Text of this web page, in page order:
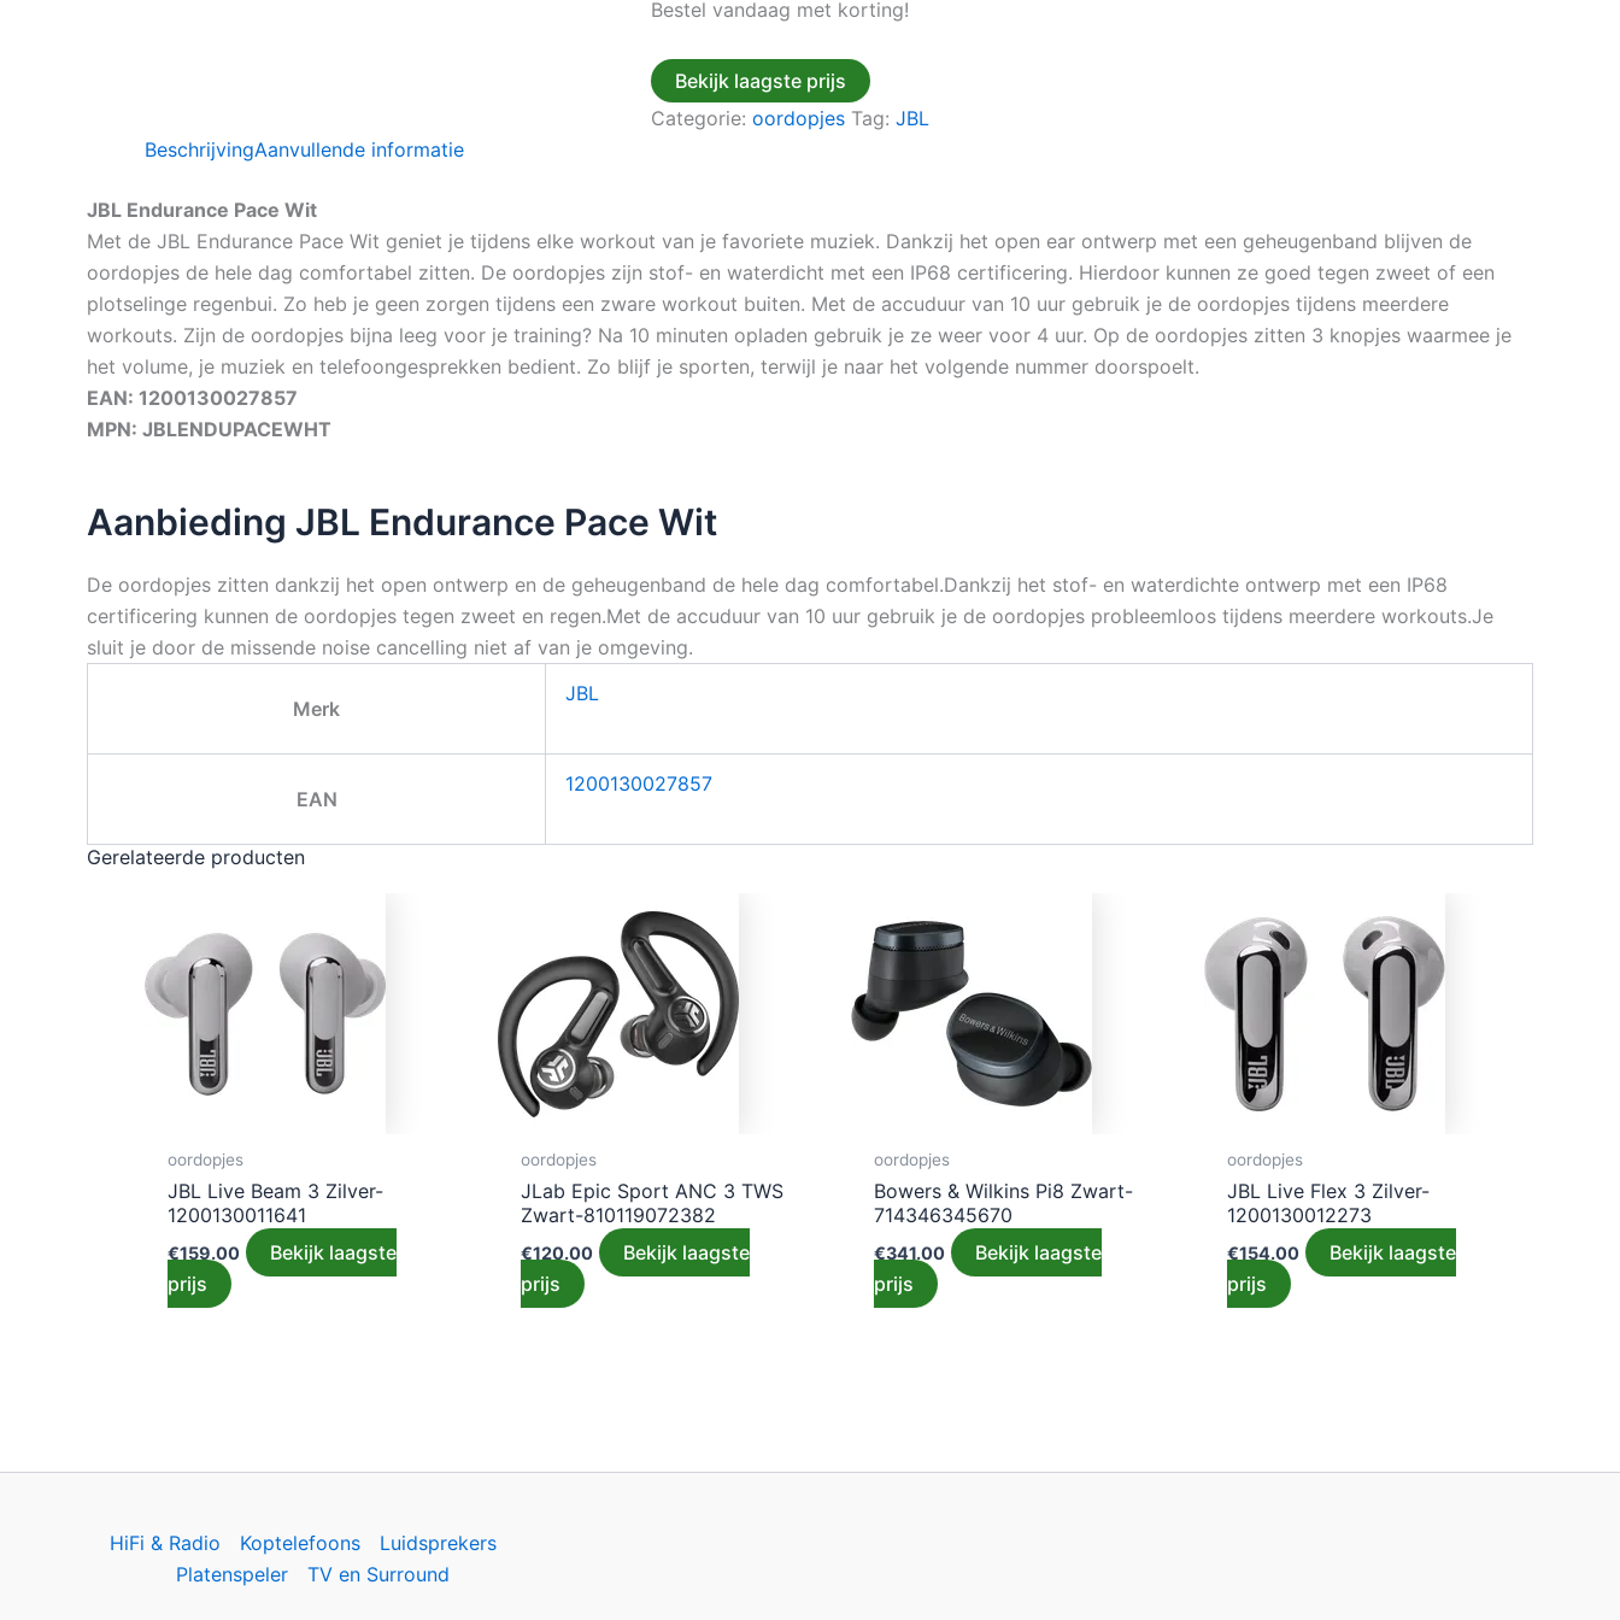
Bestel vandaag met korting!
Bekijk laagste prijs
Categorie: oordopjes Tag: JBL
BeschrijvingAanvullende informatie
JBL Endurance Pace Wit
Met de JBL Endurance Pace Wit geniet je tijdens elke workout van je favoriete muziek. Dankzij het open ear ontwerp met een geheugenband blijven de
oordopjes de hele dag comfortabel zitten. De oordopjes zijn stof- en waterdicht met een IP68 certificering. Hierdoor kunnen ze goed tegen zweet of een
plotselinge regenbui. Zo heb je geen zorgen tijdens een zware workout buiten. Met de accuduur van 10 uur gebruik je de oordopjes tijdens meerdere
workouts. Zijn de oordopjes bijna leeg voor je training? Na 10 minuten opladen gebruik je ze weer voor 4 uur. Op de oordopjes zitten 3 knopjes waarmee je
het volume, je muziek en telefoongesprekken bedient. Zo blijf je sporten, terwijl je naar het volgende nummer doorspoelt.
EAN: 1200130027857
MPN: JBLENDUPACEWHT
Aanbieding JBL Endurance Pace Wit
De oordopjes zitten dankzij het open ontwerp en de geheugenband de hele dag comfortabel.Dankzij het stof- en waterdichte ontwerp met een IP68
certificering kunnen de oordopjes tegen zweet en regen.Met de accuduur van 10 uur gebruik je de oordopjes probleemloos tijdens meerdere workouts.Je
sluit je door de missende noise cancelling niet af van je omgeving.
Merk
JBL
EAN
1200130027857
Gerelateerde producten
oordopjes
JBL Live Beam 3 Zilver-
1200130011641
€159.00
Bekijk laagste
prijs
oordopjes
JLab Epic Sport ANC 3 TWS
Zwart-810119072382
€120.00
Bekijk laagste
prijs
oordopjes
Bowers & Wilkins Pi8 Zwart-
714346345670
€341.00
Bekijk laagste
prijs
oordopjes
JBL Live Flex 3 Zilver-
1200130012273
€154.00
Bekijk laagste
prijs
HiFi & Radio Koptelefoons
Luidsprekers
Platenspeler
TV en Surround